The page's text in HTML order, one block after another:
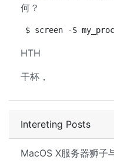
Intereting Posts
MacOS X服务器狮子
何？
$ screen -S
HTH
干杯，